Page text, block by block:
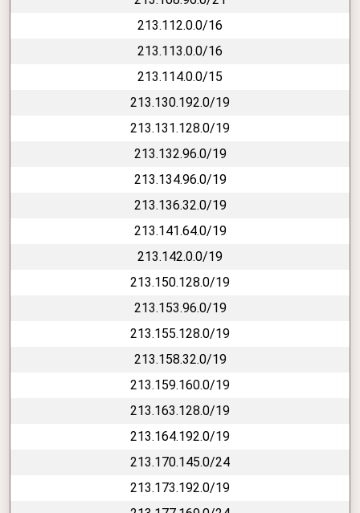
213.112.0.0/16
213.113.0.0/16
213.114.0.0/15
213.130.192.0/19
213.131.128.0/19
213.132.96.0/19
213.134.96.0/19
213.136.32.0/19
213.141.64.0/19
213.142.0.0/19
213.150.128.0/19
213.153.96.0/19
213.155.128.0/19
213.158.32.0/19
213.159.160.0/19
213.163.128.0/19
213.164.192.0/19
213.170.145.0/24
213.173.192.0/19